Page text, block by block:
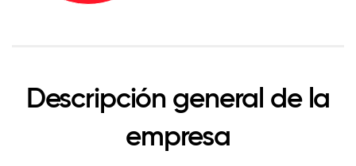
Descripción general de la
empresa